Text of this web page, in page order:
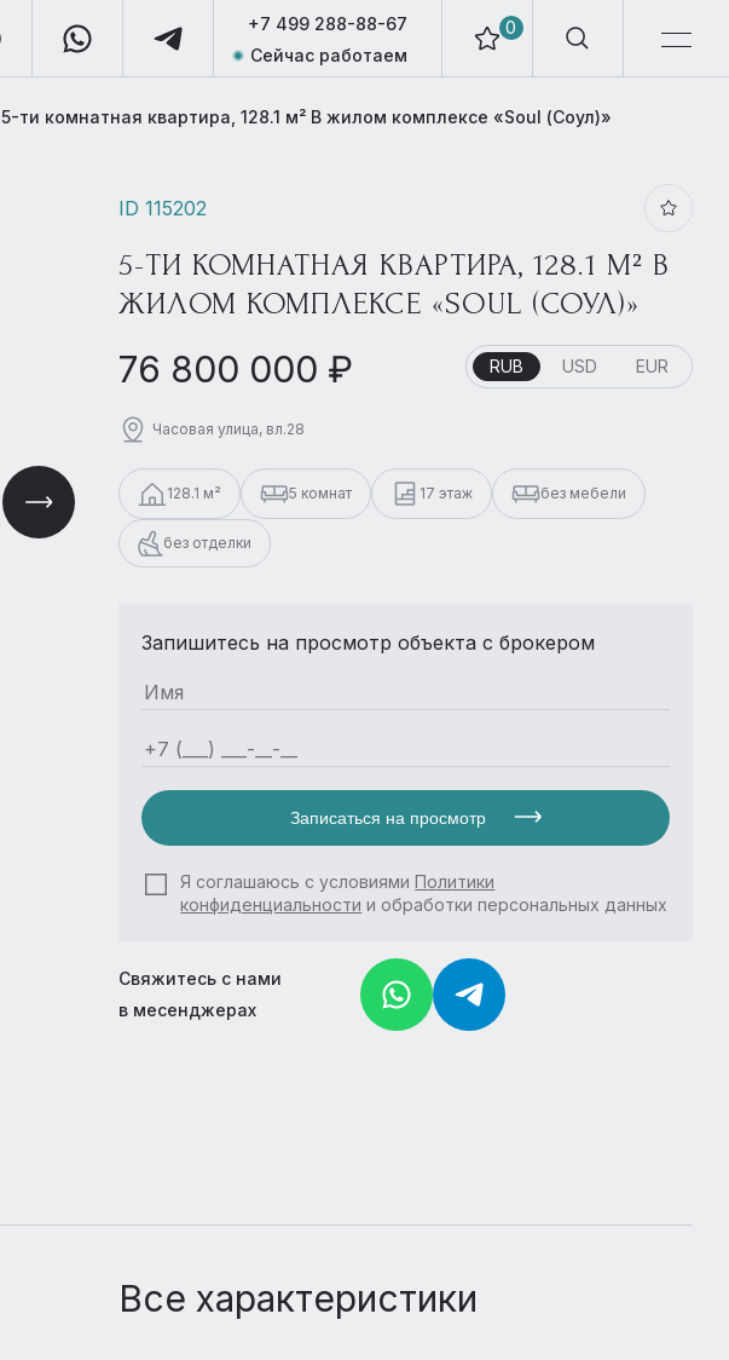
0
+7 499 288-88-67
Сейчас работаем
5-ти комнатная квартира, 128.1 м² В жилом комплексе «Soul (Соул)»
ID 115202
5-ТИ КОМНАТНАЯ КВАРТИРА, 128.1 М² В
ЖИЛОМ КОМПЛЕКСЕ «SOUL (СОУЛ)»
76 800 000 ₽ RUB USD EUR
Часовая улица, вл.28
128.1 м² 5 комнат 17 этаж без мебели
без отделки
Запишитесь на просмотр объекта с брокером
Записаться на просмотр
Я соглашаюсь с условиямиПолитики
конфиденциальности и обработки персональных данных
Свяжитесь с нами
в месенджерах
Все характеристики